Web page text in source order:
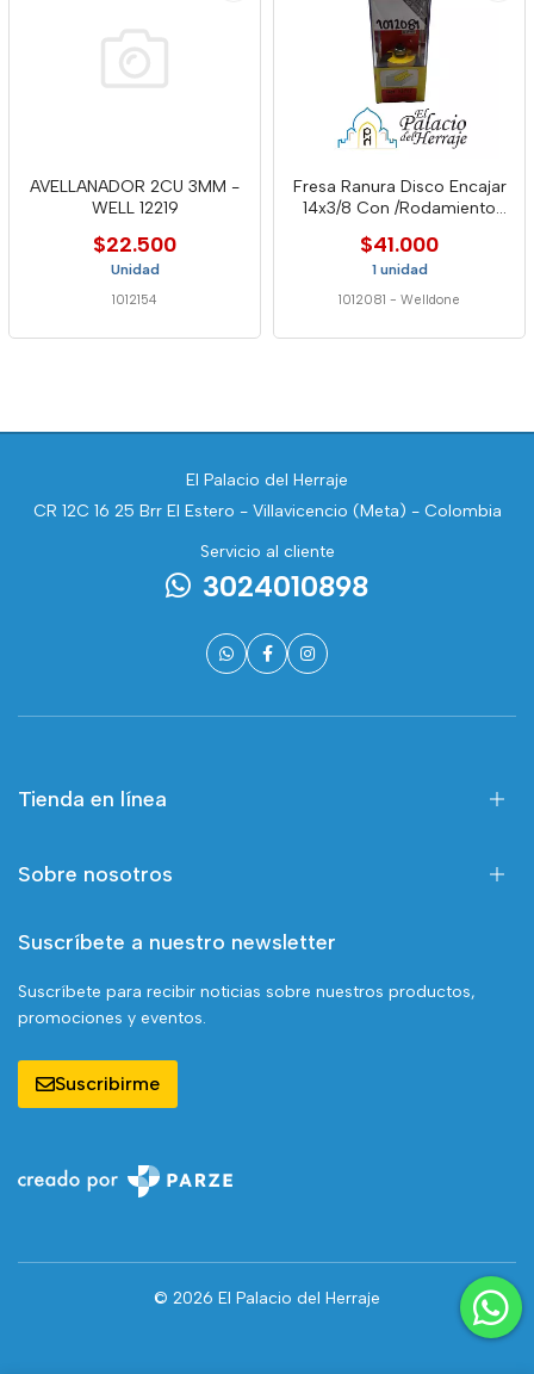
AVELLANADOR 2CU 3MM -
WELL 12219
$22.500
Unidad
1012154
Fresa Ranura Disco Encajar
14x3/8 Con /Rodamiento
$41.000
1 unidad
1012081 - Welldone
El Palacio del Herraje
CR 12C 16 25 Brr El Estero - Villavicencio (Meta) - Colombia
Servicio al cliente
3024010898
Tienda en línea
Sobre nosotros
Suscríbete a nuestro newsletter
Suscríbete para recibir noticias sobre nuestros productos,
promociones y eventos.
Suscribirme
© 2026 El Palacio del Herraje